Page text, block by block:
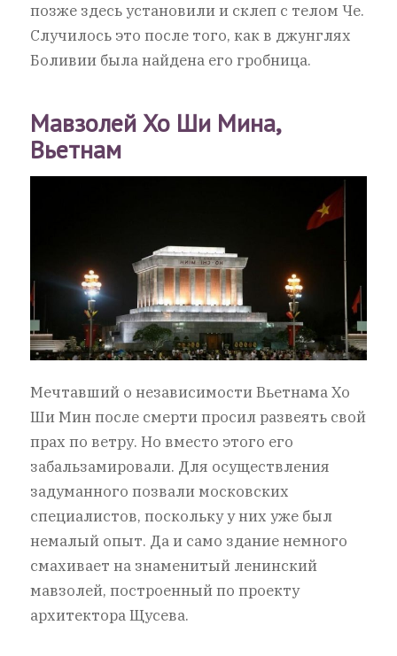
позже здесь установили и склеп с телом Че.
Случилось это после того, как в джунглях
Боливии была найдена его гробница.
Мавзолей Хо Ши Мина,
Вьетнам
Мечтавший о независимости Вьетнама Хо
Ши Мин после смерти просил развеять свой
прах по ветру. Но вместо этого его
забальзамировали. Для осуществления
задуманного позвали московских
специалистов, поскольку у них уже был
немалый опыт. Да и само здание немного
смахивает на знаменитый ленинский
мавзолей, построенный по проекту
архитектора Щусева.